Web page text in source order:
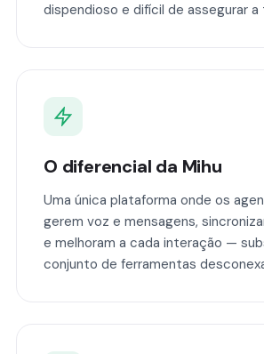
dispendioso e difícil de assegurar a
O diferencial da Mihu
Uma única plataforma onde os
gerem voz e mensagens,
e melhoram a cada interação —
conjunto de ferramentas